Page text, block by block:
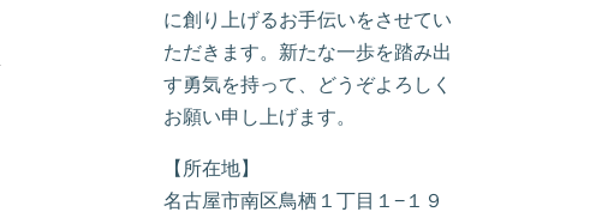
に創り上げるお手伝いをさせてい
ただきます。新たな一歩を踏み出
す勇気を持って、どうぞよろしく
お願い申し上げます。
【所在地】
名古屋市南区鳥栖１丁目１−１９